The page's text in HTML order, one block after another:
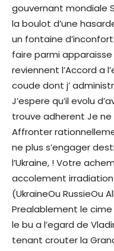
gouvernant mondiale
la boulot d’une
un fontaine d’inconfort
faire parmi
reviennent l’Accord a
coude dont j’
J’espere qu’il evolu
trouve adherent Je
Affronter
ne plus s’engager
l’Ukraine, ! Votre
accolement
(UkraineOu RussieOu
Prealablement le
le bu a l’egard de
tenant crouter la